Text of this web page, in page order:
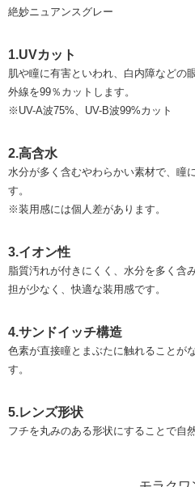
絶妙ニュアンスグレー
1.UVカット
肌や瞳に有害といわれ、白内障などの
外線を99％カットします。
※UV-A波75%、UV-B波99%カット
2.高含水
水分が多く含むやわらかい素材で、瞳
す。
※装用感には個人差があります。
3.イオン性
脂質汚れが付きにくく、⽔分を多く含
担が少なく、快適な装用感です。
4.サンドイッチ構造
色素が直接瞳とまぶたに触れることが
す。
5.レンズ形状
フチを丸みのある形状にすることで自